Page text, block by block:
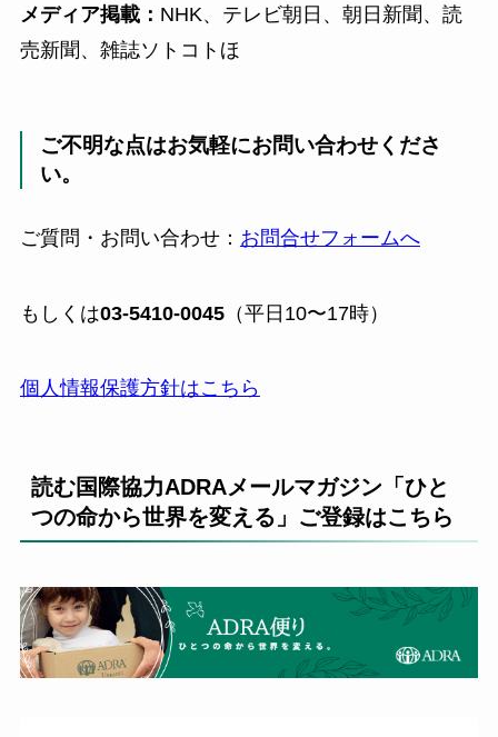
メディア掲載： NHK、テレビ朝日、朝日新聞、読
売新聞、雑誌ソトコトほ
ご不明な点はお気軽にお問い合わせくださ
い。
ご質問・お問い合わせ： お問合せフォームへ
もしくは03-5410-0045（平日10〜17時）
個人情報保護方針はこちら
読む国際協力ADRAメールマガジン「ひと
つの命から世界を変える」ご登録はこちら